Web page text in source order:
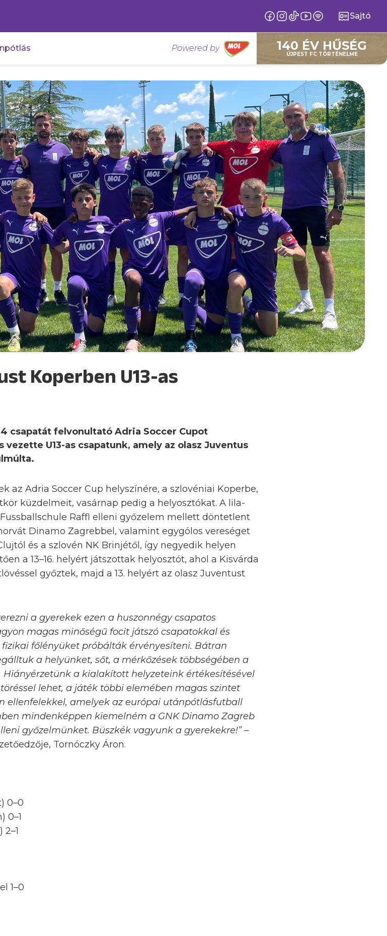
Sajtó
Powered by 140 ÉV HŰSÉG
ÚJPEST FC TÖRTÉNELME
Koperben U13-as
csapatát felvonultató Adria Soccer Cupot
U13-as csapatunk, amely az olasz Juventus
az Adria Soccer Cup helyszínére, a szlovéniai Koperbe,
küzdelmeit, vasárnap pedig a helyosztókat. A lila-
Raffl elleni győzelem mellett döntetlent
Dinamo Zagrebbel, valamint egygólos vereséget
és a szlovén NK Brinjétől, így negyedik helyen
a 13–16. helyért játszottak helyosztót, ahol a Kisvárda
győztek, majd a 13. helyért az olasz Juventust
a gyerekek ezen a huszonnégy csapatos
magas minőségű focit játszó csapatokkal és
főlényüket próbálták érvényesíteni. Bátran
a helyünket, sőt, a mérkőzések többségében a
a kialakított helyzeteink értékesítésével
lehet, a játék többi elemében magas szintet
ellenfelekkel, amelyek az európai utánpótlásfutball
mindenképpen kiemelném a GNK Dinamo Zagreb
győzelmünket. Büszkék vagyunk a gyerekekre!”–
Tornóczky Áron.
0–0
0–1
1–0